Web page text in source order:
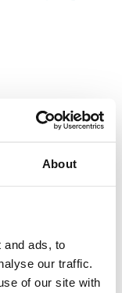
About
and ads, to
our traffic.
of our site with
du GIM